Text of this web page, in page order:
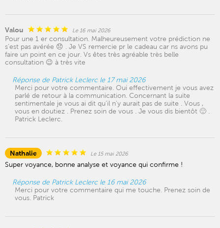
Valou Le 16 mai 2026
Pour une 1 er consultation. Malheureusement votre prédiction ne
s’est pas avérée 😞 . Je VS remercie pr le cadeau car ns avons pu
faire un point en ce jour. Vs êtes très agréable très belle
consultation 😉 à très vite
Réponse de Patrick Leclerc le 17 mai 2026
Merci pour votre commentaire. Oui effectivement je vous avez
parlé de retour à la communication. Concernant la suite
sentimentale je vous ai dit qu'il n'y aurait pas de suite . Vous ,
vous en doutiez . Prenez soin de vous . Je vous dis bientôt 🙂 .
Patrick Leclerc.
Nathalie Le 15 mai 2026
Super voyance, bonne analyse et voyance qui confirme !
Réponse de Patrick Leclerc le 16 mai 2026
Merci pour votre commentaire qui me touche. Prenez soin de
vous. Patrick